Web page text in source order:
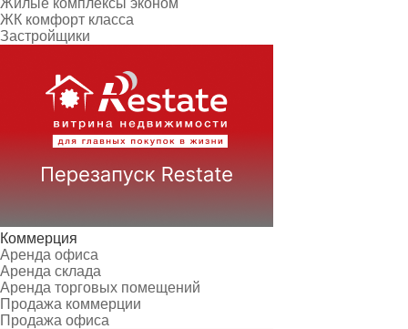
Жилые комплексы эконом
ЖК комфорт класса
Застройщики
Коммерция
Аренда офиса
Аренда склада
Аренда торговых помещений
Продажа коммерции
Продажа офиса